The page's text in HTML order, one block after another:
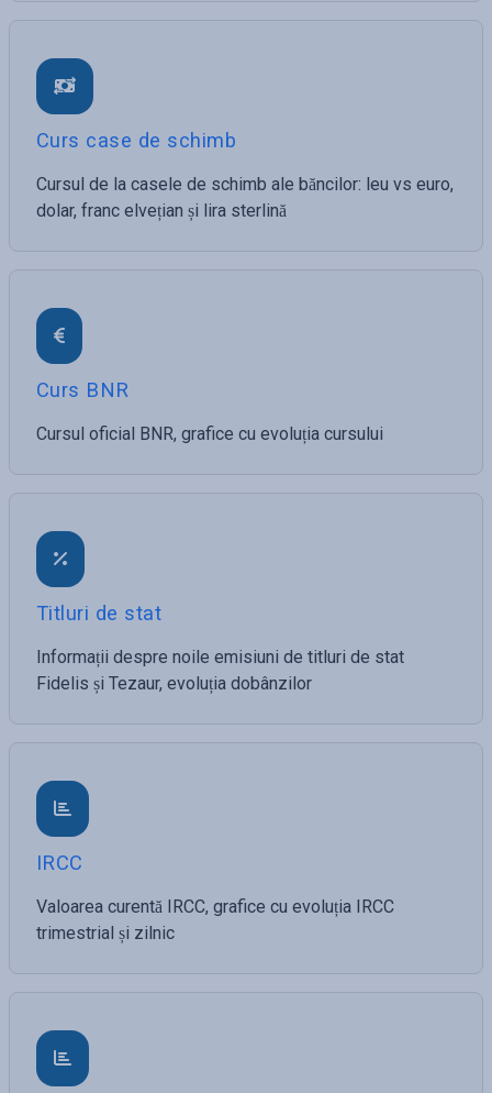
Curs case de schimb
Cursul de la casele de schimb ale băncilor: leu vs euro,
dolar, franc elvețian și lira sterlină
Curs BNR
Cursul oficial BNR, grafice cu evoluția cursului
Titluri de stat
Informații despre noile emisiuni de titluri de stat
Fidelis și Tezaur, evoluția dobânzilor
IRCC
Valoarea curentă IRCC, grafice cu evoluția IRCC
trimestrial și zilnic